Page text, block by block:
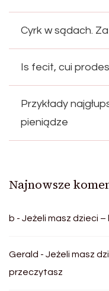
Cyrk w sądach.
Is fecit, cui
Przykłady
pieniądze
Najnowsze
b - Jeżeli masz dzieci
Gerald - Jeżeli masz
przeczytasz